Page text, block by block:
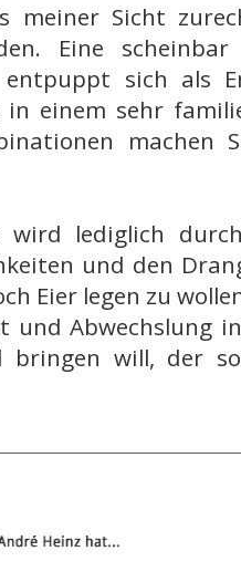
Sicht
Eine
entpuppt sich als
in einem sehr
machen
wird lediglich
und den
Eier legen zu
und Abwechslung
bringen will, der